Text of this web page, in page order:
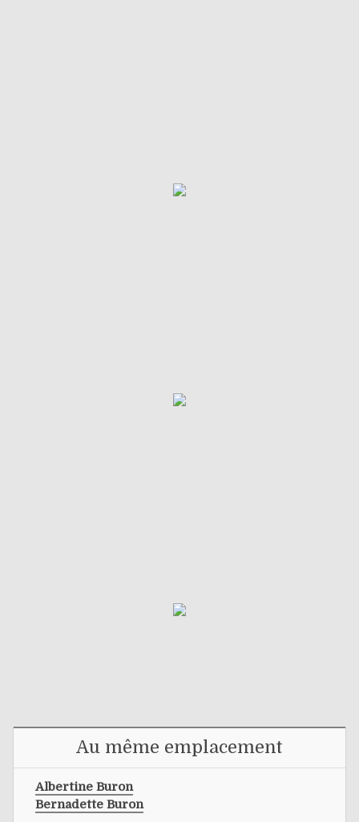
Au même emplacement
Albertine Buron
Bernadette Buron